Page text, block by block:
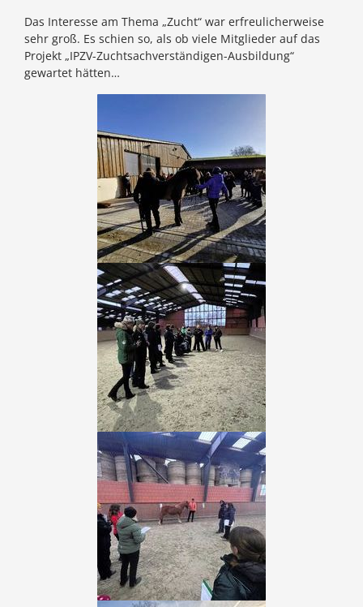
Das Interesse am Thema „Zucht“ war erfreulicherweise
sehr groß. Es schien so, als ob viele Mitglieder auf das
Projekt „IPZV-Zuchtsachverständigen-Ausbildung“
gewartet hätten…